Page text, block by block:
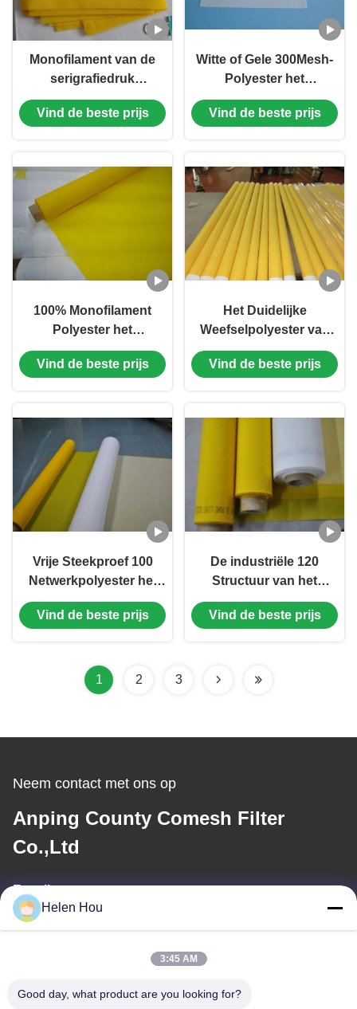
Monofilament van de
serigrafiedruk
Polyesternetwerk, Trek
het Vastbouten -31 van
Vind de beste prijs
Witte of Gele 300Mesh-
Polyester het
Vastbouten Doek met
Zure Weerstand
Vind de beste prijs
100% Monofilament
Polyester het
Vastbouten Doek, OEM
het Nylon Lange
Vind de beste prijs
Het Duidelijke
Weefselpolyester van
DPP het Vastbouten
Doek met Monofilament
Vind de beste prijs
Vrije Steekproef 100
Netwerkpolyester het
Vastbouten Doek voor
Filterzak, Vierkante
Vind de beste prijs
De industriële 120
Structuur van het
Netwerkscherm, 47T-het
Schermdruk van het
Vind de beste prijs
1 2 3
Neem contact met ons op
Anping County Comesh Filter
Co.,Ltd
E-mail
Helen Hou
3:45 AM
Good day, what product are you looking for?